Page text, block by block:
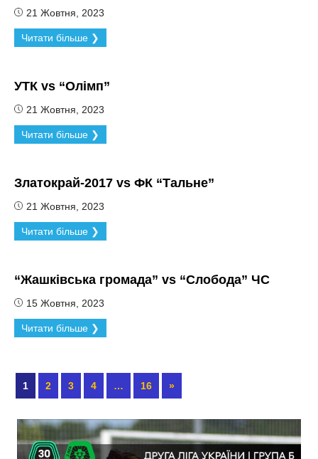
21 Жовтня, 2023
Читати більше ❯
УТК vs “Олімп”
21 Жовтня, 2023
Читати більше ❯
Златокрай-2017 vs ФК “Тальне”
21 Жовтня, 2023
Читати більше ❯
“Жашківська громада” vs “Слобода” ЧС
15 Жовтня, 2023
Читати більше ❯
1 2 3 4 … 16 »